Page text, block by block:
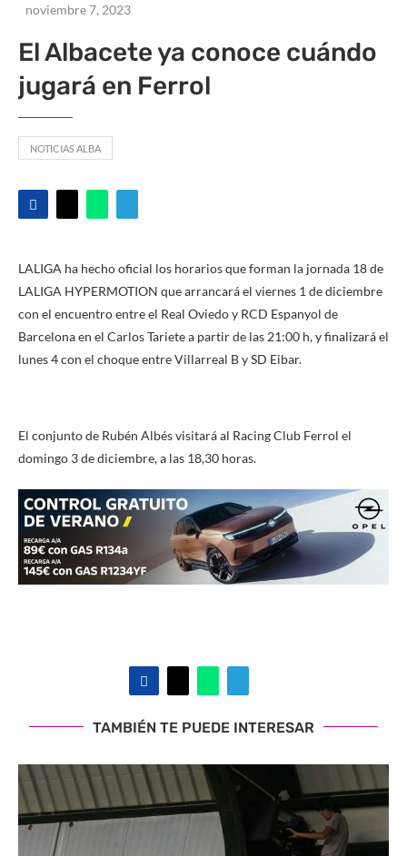
noviembre 7, 2023
El Albacete ya conoce cuándo
jugará en Ferrol
NOTICIAS ALBA
LALIGA ha hecho oficial los horarios que forman la jornada 18 de
LALIGA HYPERMOTION que arrancará el viernes 1 de diciembre
con el encuentro entre el Real Oviedo y RCD Espanyol de
Barcelona en el Carlos Tariete a partir de las 21:00 h, y finalizará el
lunes 4 con el choque entre Villarreal B y SD Eibar.
El conjunto de Rubén Albés visitará al Racing Club Ferrol el
domingo 3 de diciembre, a las 18,30 horas.
TAMBIÉN TE PUEDE INTERESAR